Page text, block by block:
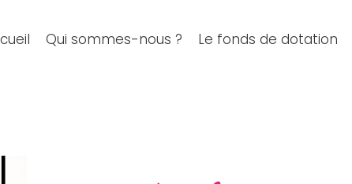
Qui sommes-nous ? Le fonds de dotation